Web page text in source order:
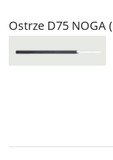
Ostrze D75 NOGA